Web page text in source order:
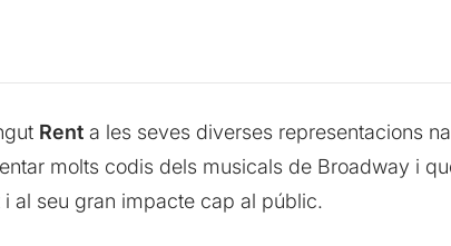
Renta les seves diverses representacions
molts codis dels musicals de Broadway i
al seu gran impacte cap al públic.